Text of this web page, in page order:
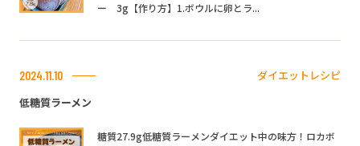
ー 3g【作り方】1.ボウルに卵とラ...
2024.11.10
ダイエットレシピ
低糖質ラーメン
糖質27.9g低糖質ラーメンダイエット中の味方！ロカボ